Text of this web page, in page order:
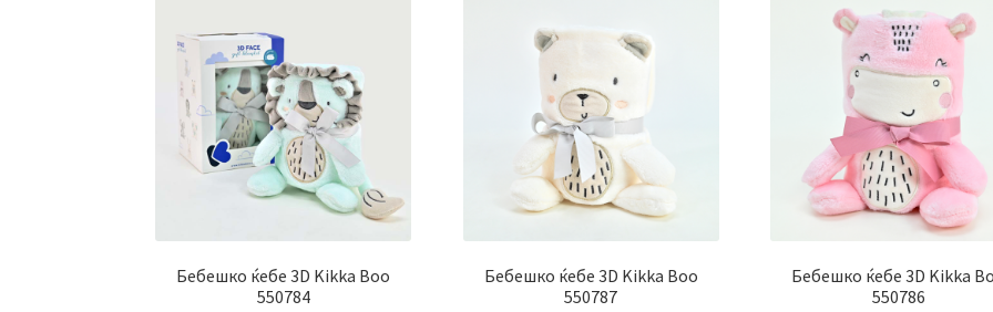
Бебешко ќебе 3D Kikka Воo
550784
Бебешко ќебе 3D Kikka Воo
550787
Бебешко ќебе 3D Kikka
550786